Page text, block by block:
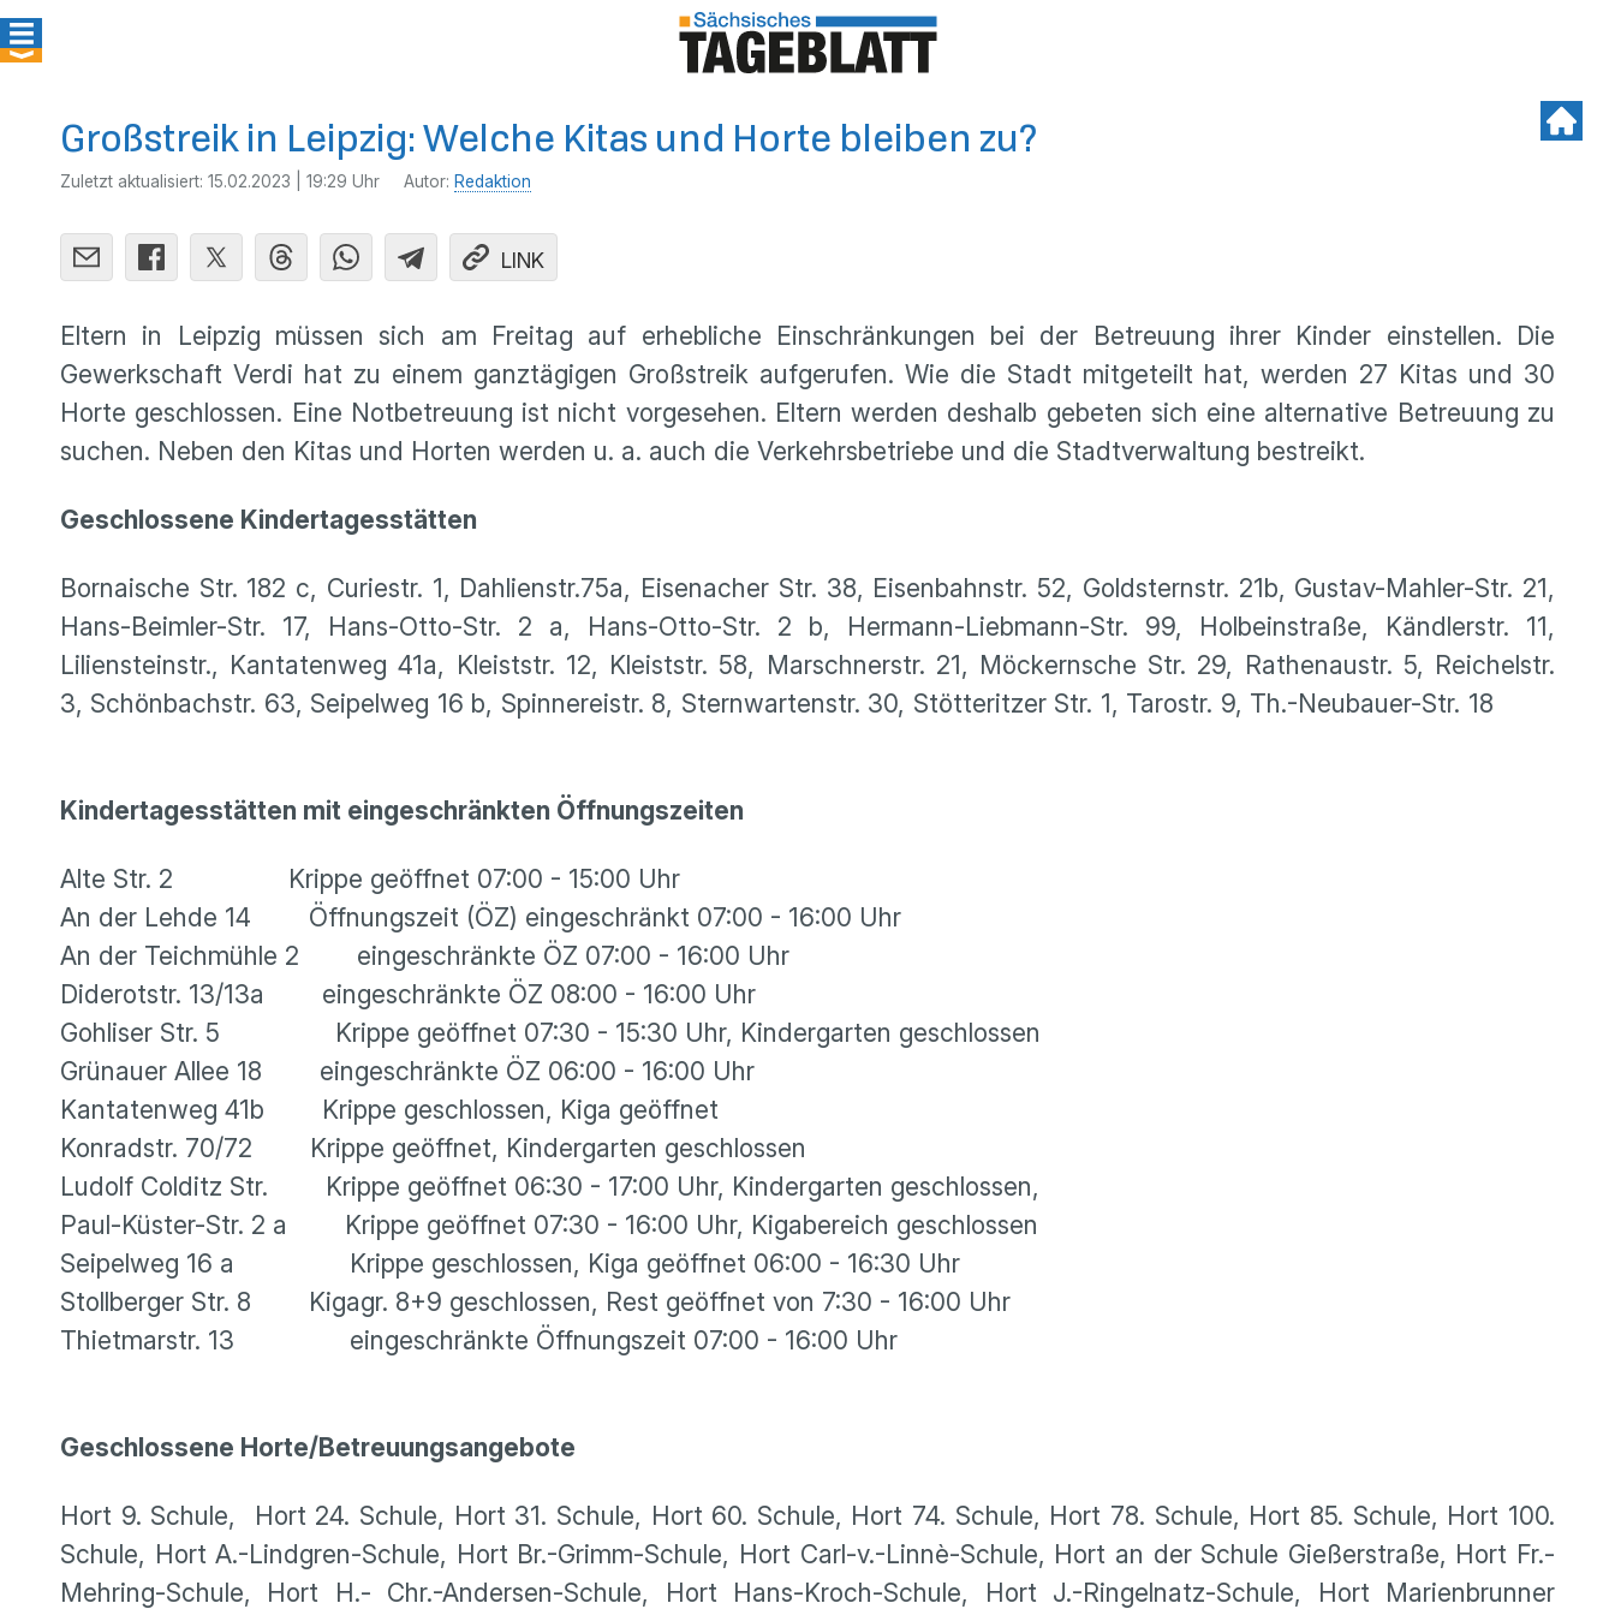
Großstreik in Leipzig: Welche Kitas und Horte bleiben zu?
Zuletzt aktualisiert: 15.02.2023 | 19:29 Uhr Autor: Redaktion
LINK
Eltern in Leipzig müssen sich am Freitag auf erhebliche Einschränkungen bei der Betreuung ihrer Kinder einstellen. Die
Gewerkschaft Verdi hat zu einem ganztägigen Großstreik aufgerufen. Wie die Stadt mitgeteilt hat, werden 27 Kitas und 30
Horte geschlossen. Eine Notbetreuung ist nicht vorgesehen. Eltern werden deshalb gebeten sich eine alternative Betreuung zu
suchen. Neben den Kitas und Horten werden u. a. auch die Verkehrsbetriebe und die Stadtverwaltung bestreikt.
Geschlossene Kindertagesstätten
Bornaische Str. 182 c, Curiestr. 1, Dahlienstr.75a, Eisenacher Str. 38, Eisenbahnstr. 52, Goldsternstr. 21b, Gustav-Mahler-Str. 21,
Hans-Beimler-Str. 17, Hans-Otto-Str. 2 a, Hans-Otto-Str. 2 b, Hermann-Liebmann-Str. 99, Holbeinstraße, Kändlerstr. 11,
Liliensteinstr., Kantatenweg 41a, Kleiststr. 12, Kleiststr. 58, Marschnerstr. 21, Möckernsche Str. 29, Rathenaustr. 5, Reichelstr.
3, Schönbachstr. 63, Seipelweg 16 b, Spinnereistr. 8, Sternwartenstr. 30, Stötteritzer Str. 1, Tarostr. 9, Th.-Neubauer-Str. 18
Kindertagesstätten mit eingeschränkten Öffnungszeiten
Alte Str. 2 Krippe geöffnet 07:00 - 15:00 Uhr
An der Lehde 14 Öffnungszeit (ÖZ) eingeschränkt 07:00 - 16:00 Uhr
An der Teichmühle 2 eingeschränkte ÖZ 07:00 - 16:00 Uhr
Diderotstr. 13/13a eingeschränkte ÖZ 08:00 - 16:00 Uhr
Gohliser Str. 5 Krippe geöffnet 07:30 - 15:30 Uhr, Kindergarten geschlossen
Grünauer Allee 18 eingeschränkte ÖZ 06:00 - 16:00 Uhr
Kantatenweg 41b Krippe geschlossen, Kiga geöffnet
Konradstr. 70/72 Krippe geöffnet, Kindergarten geschlossen
Ludolf Colditz Str. Krippe geöffnet 06:30 - 17:00 Uhr, Kindergarten geschlossen,
Paul-Küster-Str. 2 a Krippe geöffnet 07:30 - 16:00 Uhr, Kigabereich geschlossen
Seipelweg 16 a Krippe geschlossen, Kiga geöffnet 06:00 - 16:30 Uhr
Stollberger Str. 8 Kigagr. 8+9 geschlossen, Rest geöffnet von 7:30 - 16:00 Uhr
Thietmarstr. 13 eingeschränkte Öffnungszeit 07:00 - 16:00 Uhr
Geschlossene Horte/Betreuungsangebote
Hort 9. Schule, Hort 24. Schule, Hort 31. Schule, Hort 60. Schule, Hort 74. Schule, Hort 78. Schule, Hort 85. Schule, Hort 100.
Schule, Hort A.-Lindgren-Schule, Hort Br.-Grimm-Schule, Hort Carl-v.-Linnè-Schule, Hort an der Schule Gießerstraße, Hort Fr.-
Mehring-Schule, Hort H.- Chr.-Andersen-Schule, Hort Hans-Kroch-Schule, Hort J.-Ringelnatz-Schule, Hort Marienbrunner